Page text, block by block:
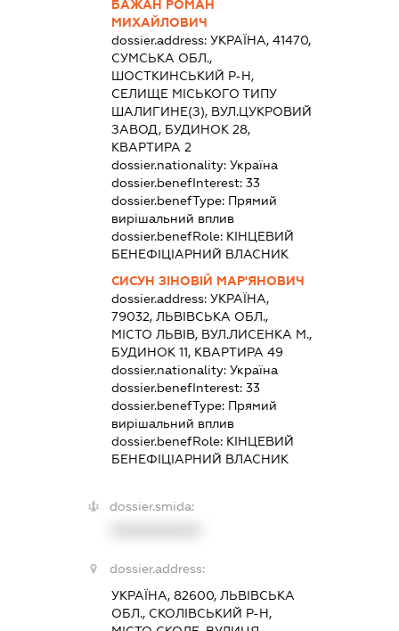
БАЖАН РОМАН
МИХАЙЛОВИЧ
dossier.address:УКРАЇНА, 41470,
СУМСЬКА ОБЛ.,
ШОСТКИНСЬКИЙ Р-Н,
СЕЛИЩЕ МІСЬКОГО ТИПУ
ШАЛИГИНЕ(З), ВУЛ.ЦУКРОВИЙ
ЗАВОД, БУДИНОК 28,
КВАРТИРА 2
dossier.nationality:Україна
dossier.benefInterest:33
dossier.benefType: Прямий
вирішальний вплив
dossier.benefRole: КІНЦЕВИЙ
БЕНЕФІЦІАРНИЙ ВЛАСНИК
СИСУН ЗІНОВІЙ МАР'ЯНОВИЧ
dossier.address:УКРАЇНА,
79032, ЛЬВІВСЬКА ОБЛ.,
МІСТО ЛЬВІВ, ВУЛ.ЛИСЕНКА М.,
БУДИНОК 11, КВАРТИРА 49
dossier.nationality:Україна
dossier.benefInterest:33
dossier.benefType: Прямий
вирішальний вплив
dossier.benefRole: КІНЦЕВИЙ
БЕНЕФІЦІАРНИЙ ВЛАСНИК
dossier.smida:
dossier.address:
УКРАЇНА, 82600, ЛЬВІВСЬКА
ОБЛ., СКОЛІВСЬКИЙ Р-Н,